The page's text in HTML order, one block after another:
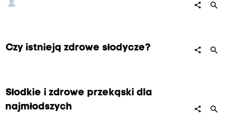
share search
Czy istnieją zdrowe słodycze? share search
Słodkie i zdrowe przekąski dla
najmłodszych
share search